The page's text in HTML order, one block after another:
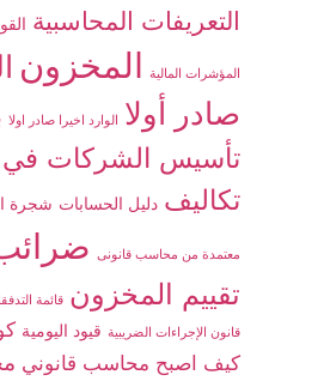
التعريفات المحاسبية
المؤشرات المالية المخزون
صادر أولا الوارد اخيرا صادر اولا
تأسيس الشركات
تكاليف دليل الحسابات شجرة
معتمدة من محاسب قانونى
تقييم المخزون قائمة
قانون الإجراءات الضريبية قيود اليومية
كيف اصبح محاسب قانوني